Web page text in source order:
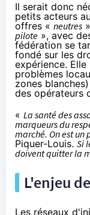
Il serait donc
petits acteurs
offres « neutres
pilote », avec
fédération se
fondé sur les
expérience.
problèmes
zones
des opérateurs
« La santé des
marqueurs du
marché. On est un
Piquer-Louis. Si
doivent quitter la
L'enjeu
Les réseaux